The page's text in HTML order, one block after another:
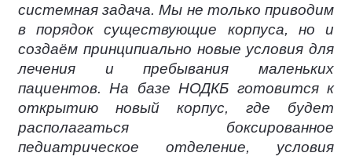
системная задача. Мы не только приводим
в порядок существующие корпуса, но и
создаём принципиально новые условия для
лечения и пребывания маленьких
пациентов. На базе НОДКБ готовится к
открытию новый корпус, где будет
располагаться боксированное
педиатрическое отделение, условия